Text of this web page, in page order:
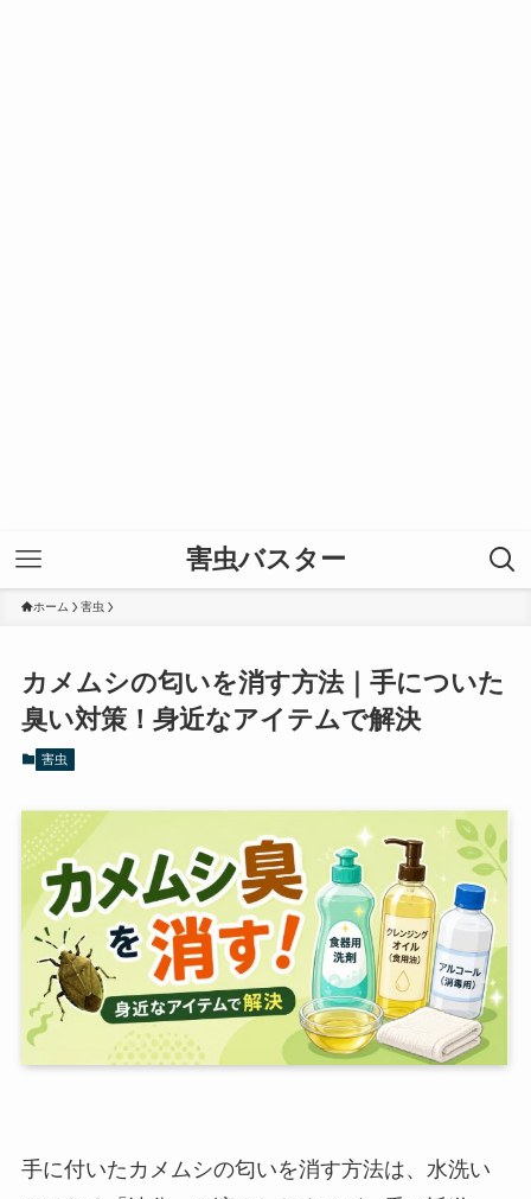
害虫バスター
ホーム 害虫
カメムシの匂いを消す方法｜手についた
臭い対策！身近なアイテムで解決
害虫
手に付いたカメムシの匂いを消す方法は、水洗い